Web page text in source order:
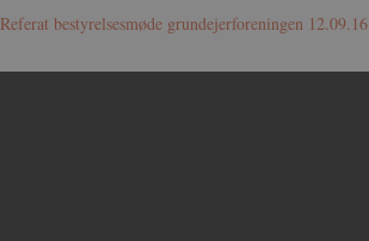
Referat bestyrelsesmøde grundejerforeningen 12.09.16